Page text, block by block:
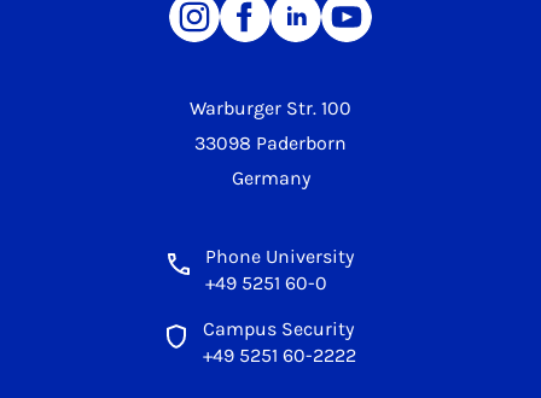
Warburger Str. 100
33098 Paderborn
Germany
Phone University
+49 5251 60-0
Campus Security
+49 5251 60-2222